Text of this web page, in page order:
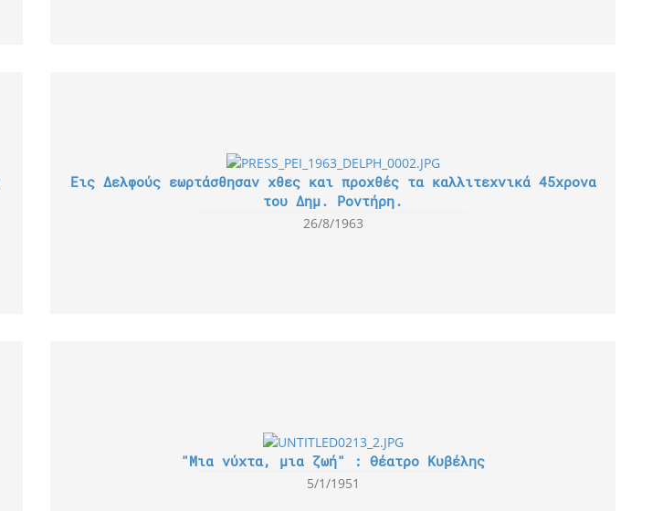
Εις Δελφούς εωρτάσθησαν χθες και προχθές τα καλλιτεχνικά 45χρονα
του Δημ. Ροντήρη.
26/8/1963
"Μια νύχτα, μια ζωή" : Θέατρο Κυβέλης
5/1/1951